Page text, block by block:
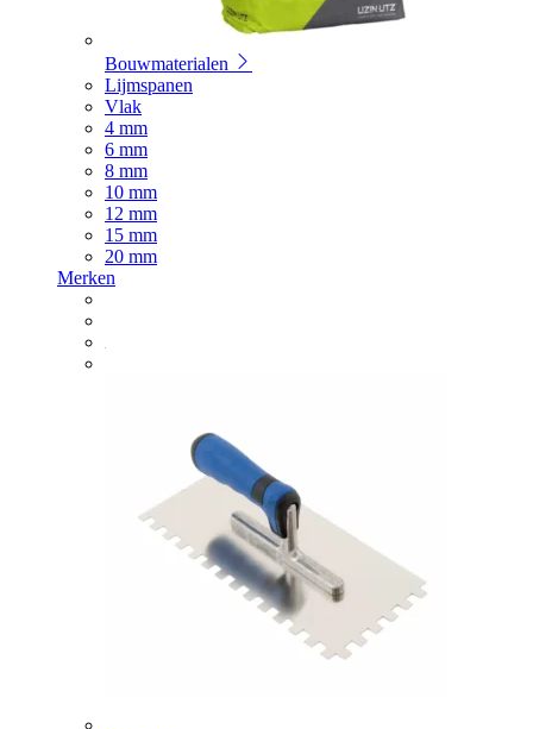
Bouwmaterialen
Lijmspanen
Vlak
4 mm
6 mm
8 mm
10 mm
12 mm
15 mm
20 mm
Merken